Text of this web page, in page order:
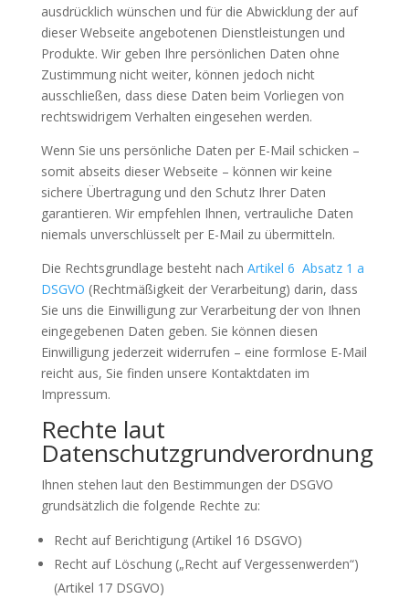
ausdrücklich wünschen und für die Abwicklung der auf
dieser Webseite angebotenen Dienstleistungen und
Produkte. Wir geben Ihre persönlichen Daten ohne
Zustimmung nicht weiter, können jedoch nicht
ausschließen, dass diese Daten beim Vorliegen von
rechtswidrigem Verhalten eingesehen werden.
Wenn Sie uns persönliche Daten per E-Mail schicken –
somit abseits dieser Webseite – können wir keine
sichere Übertragung und den Schutz Ihrer Daten
garantieren. Wir empfehlen Ihnen, vertrauliche Daten
niemals unverschlüsselt per E-Mail zu übermitteln.
Die Rechtsgrundlage besteht nach Artikel 6 Absatz 1 a
DSGVO (Rechtmäßigkeit der Verarbeitung) darin, dass
Sie uns die Einwilligung zur Verarbeitung der von Ihnen
eingegebenen Daten geben. Sie können diesen
Einwilligung jederzeit widerrufen – eine formlose E-Mail
reicht aus, Sie finden unsere Kontaktdaten im
Impressum.
Rechte laut
Datenschutzgrundverordnung
Ihnen stehen laut den Bestimmungen der DSGVO
grundsätzlich die folgende Rechte zu:
Recht auf Berichtigung (Artikel 16 DSGVO)
Recht auf Löschung („Recht auf Vergessenwerden“)
(Artikel 17 DSGVO)